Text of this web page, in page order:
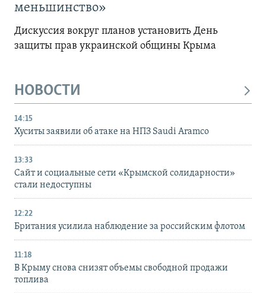
меньшинство»
Дискуссия вокруг планов установить День
защиты прав украинской общины Крыма
НОВОСТИ
14:15
Хуситы заявили об атаке на НПЗ Saudi Aramco
13:33
Сайт и социальные сети «Крымской солидарности»
стали недоступны
12:22
Британия усилила наблюдение за российским флотом
11:18
В Крыму снова снизят объемы свободной продажи
топлива